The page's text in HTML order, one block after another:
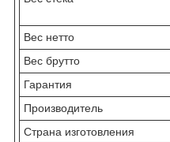
Вес нетто
Вес брутто
Гарантия
Производитель
Страна изготовления